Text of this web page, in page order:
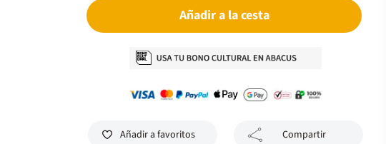
Añadir a la cesta
Añadir a favoritos Compartir